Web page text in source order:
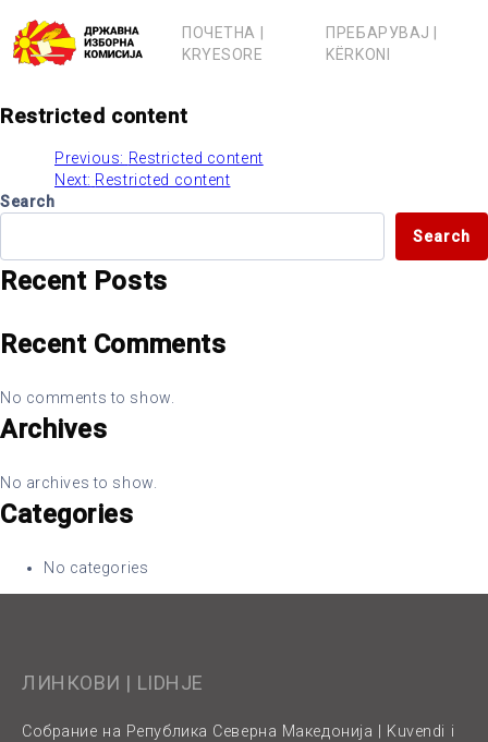
content
ПОЧЕТНА |
KRYESORE
ПРЕБАРУВАЈ |
KËRKONI
Restricted content
Post
navigation
Previous: Restricted content
Next: Restricted content
Search
Search
Recent Posts
Recent Comments
No comments to show.
Archives
No archives to show.
Categories
No categories
ЛИНКОВИ | LIDHJE
Собрание на Република Северна Македонија | Kuvendi i